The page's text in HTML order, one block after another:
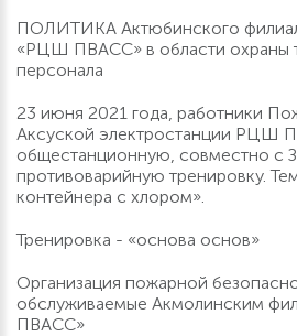
ПОЛИТИКА Актюбинского
«РЦШ ПВАСС» в области охраны
персонала
23 июня 2021 года, работники
Аксуской электростанции РЦШ
общестанционную, совместно с
противоварийную тренировку.
контейнера с хлором».
Тренировка - «основа основ»
Организация пожарной
обслуживаемые Акмолинским
ПВАСС»